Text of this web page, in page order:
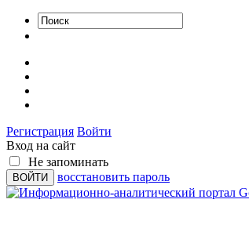
Регистрация Войти
Вход на сайт
Не запоминать
восстановить пароль